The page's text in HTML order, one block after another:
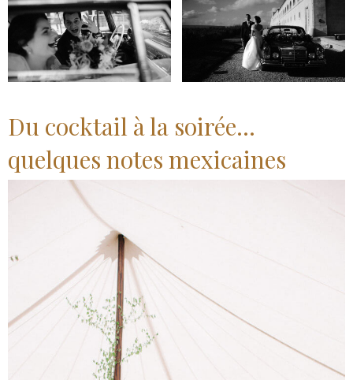
Du cocktail à la soirée…
quelques notes mexicaines